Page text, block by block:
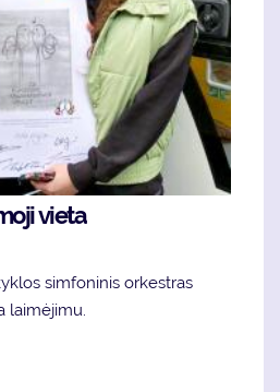
vieta
simfoninis orkestras
laimėjimu.